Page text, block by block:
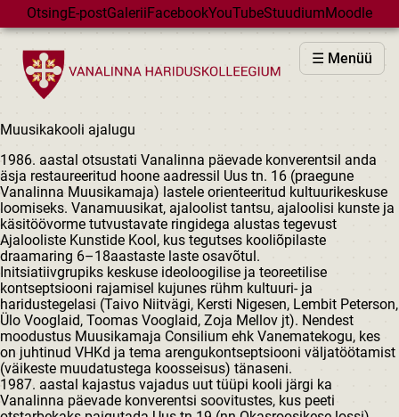
Skip to main content
OtsingE-postGaleriiFacebookYouTubeStuudiumMoodle
☰ Menüü
VHK
VASTUVÕTT
GÜMNAASIUM
MAJAD
HUVIÕPE
SÜNDMUSED
KALENDER
Muusikakooli ajalugu
1986. aastal otsustati Vanalinna päevade konverentsil anda
äsja restaureeritud hoone aadressil Uus tn. 16 (praegune
Vanalinna Muusikamaja) lastele orienteeritud kultuurikeskuse
loomiseks. Vanamuusikat, ajaloolist tantsu, ajaloolisi kunste ja
käsitöövorme tutvustavate ringidega alustas tegevust
Ajalooliste Kunstide Kool, kus tegutses kooliõpilaste
draamaring 6–18aastaste laste osavõtul.
Initsiatiivgrupiks keskuse ideoloogilise ja teoreetilise
kontseptsiooni rajamisel kujunes rühm kultuuri- ja
haridustegelasi (Taivo Niitvägi, Kersti Nigesen, Lembit Peterson,
Ülo Vooglaid, Toomas Vooglaid, Zoja Mellov jt). Nendest
moodustus Muusikamaja Consilium ehk Vanematekogu, kes
on juhtinud VHKd ja tema arengukontseptsiooni väljatöötamist
(väikeste muudatustega koosseisus) tänaseni.
1987. aastal kajastus vajadus uut tüüpi kooli järgi ka
Vanalinna päevade konverentsi soovitustes, kus peeti